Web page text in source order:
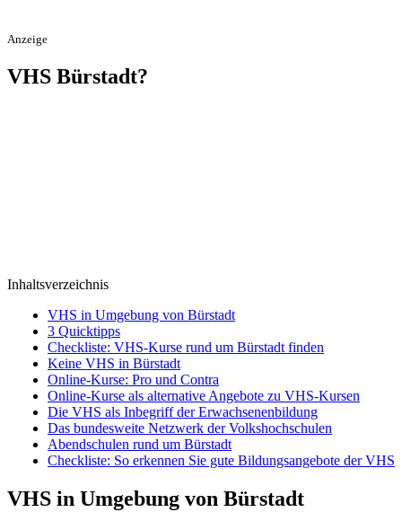
Anzeige
VHS Bürstadt?
Inhaltsverzeichnis
VHS in Umgebung von Bürstadt
3 Quicktipps
Checkliste: VHS-Kurse rund um Bürstadt finden
Keine VHS in Bürstadt
Online-Kurse: Pro und Contra
Online-Kurse als alternative Angebote zu VHS-Kursen
Die VHS als Inbegriff der Erwachsenenbildung
Das bundesweite Netzwerk der Volkshochschulen
Abendschulen rund um Bürstadt
Checkliste: So erkennen Sie gute Bildungsangebote der VHS
VHS in Umgebung von Bürstadt